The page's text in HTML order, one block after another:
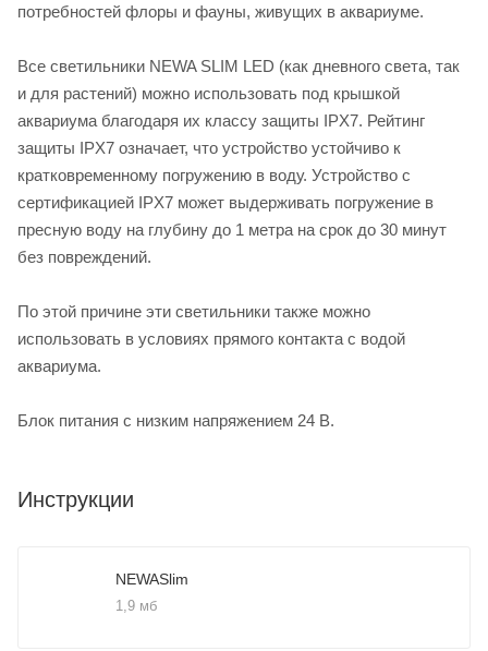
потребностей флоры и фауны, живущих в аквариуме.
Все светильники NEWA SLIM LED (как дневного света, так
и для растений) можно использовать под крышкой
аквариума благодаря их классу защиты IPX7. Рейтинг
защиты IPX7 означает, что устройство устойчиво к
кратковременному погружению в воду. Устройство с
сертификацией IPX7 может выдерживать погружение в
пресную воду на глубину до 1 метра на срок до 30 минут
без повреждений.
По этой причине эти светильники также можно
использовать в условиях прямого контакта с водой
аквариума.
Блок питания с низким напряжением 24 В.
Инструкции
NEWASlim
1,9 мб